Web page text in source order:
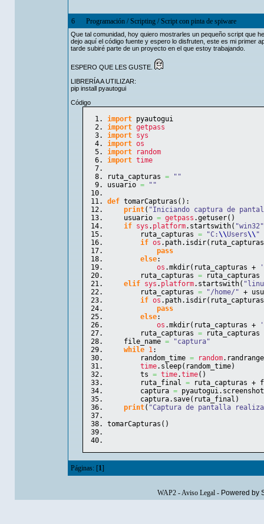
6 Programación/Scripting/Script con pinta de spiware
Que tal comunidad, hoy quiero mostrarles un pequeño script que
dejo aquí el código fuente y espero lo disfruten, este es mi primer
tarde subiré parte de un proyecto en el que estoy trabajando.
ESPERO QUE LES GUSTE.
LIBRERÍA A UTILIZAR:
pip install pyautogui
Código
import pyautogui
import getpass
import sys
import os
import
random
import time
ruta_capturas =
""
usuario =
""
def tomarCapturas ( ) :
print( "Iniciando captura de
usuario = getpass .getuser( )
if sys . platform. startswith( "win32"
ruta_capturas = "C:\\Users\\ "
if os . path. isdir(
pass
else:
os .mkdir( ruta_capturas +
ruta_capturas =
elif sys . platform. startswith(
ruta_capturas = "/home/" +
if os . path. isdir(
pass
else:
os .mkdir( ruta_capturas +
ruta_capturas =
file_name =
"captura"
while 1:
random_time = random. randrange
time. sleep( random_time)
ts = time.time( )
ruta_final = ruta_capturas +
captura = pyautogui. screenshot
captura. save( ruta_final )
print( "Captura de pantalla
tomarCapturas ( )
Páginas: [1]
WAP2-Aviso Legal- Powered by